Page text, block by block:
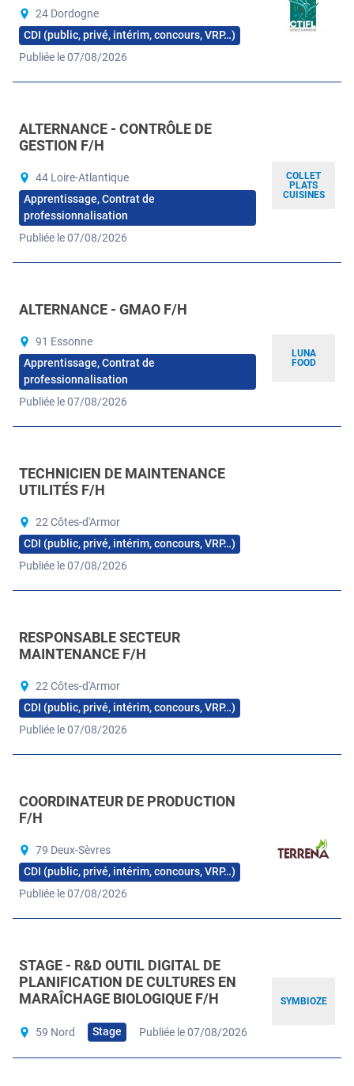
24 Dordogne
CDI (public, privé, intérim, concours, VRP…)
Publiée le 07/08/2026
COLLET
PLATS
CUISINES
ALTERNANCE - CONTRÔLE DE
GESTION F/H
44 Loire-Atlantique
Apprentissage, Contrat de
professionnalisation
Publiée le 07/08/2026
LUNA
FOOD
ALTERNANCE - GMAO F/H
91 Essonne
Apprentissage, Contrat de
professionnalisation
Publiée le 07/08/2026
TECHNICIEN DE MAINTENANCE
UTILITÉS F/H
22 Côtes-d'Armor
CDI (public, privé, intérim, concours, VRP…)
Publiée le 07/08/2026
RESPONSABLE SECTEUR
MAINTENANCE F/H
22 Côtes-d'Armor
CDI (public, privé, intérim, concours, VRP…)
Publiée le 07/08/2026
COORDINATEUR DE PRODUCTION
F/H
79 Deux-Sèvres
CDI (public, privé, intérim, concours, VRP…)
Publiée le 07/08/2026
SYMBIOZE
STAGE - R&D OUTIL DIGITAL DE
PLANIFICATION DE CULTURES EN
MARAÎCHAGE BIOLOGIQUE F/H
59 Nord Stage Publiée le 07/08/2026